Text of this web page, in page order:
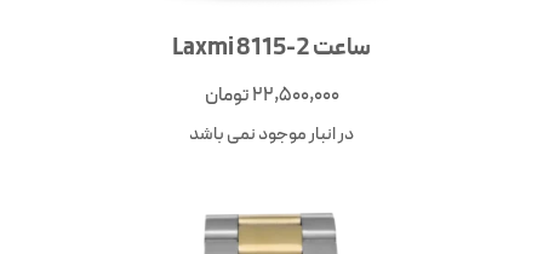
ساعت Laxmi 8115-2
22,500,000تومان
در انبار موجود نمی باشد